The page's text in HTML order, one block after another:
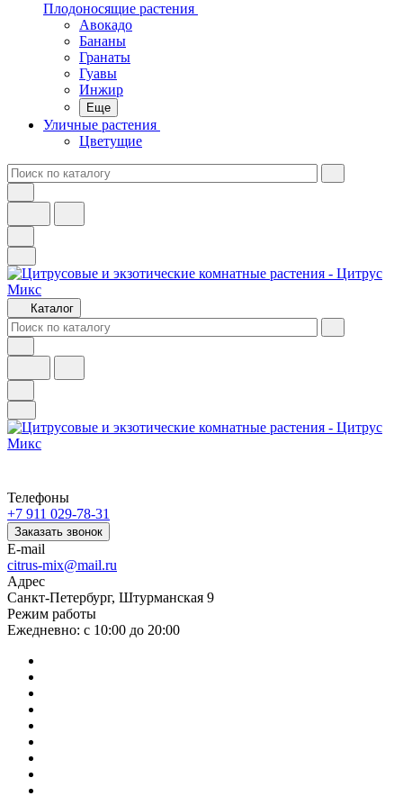
Плодоносящие растения
Авокадо
Бананы
Гранаты
Гуавы
Инжир
Еще
Уличные растения
Цветущие
Каталог
Телефоны
+7 911 029-78-31
Заказать звонок
E-mail
citrus-mix@mail.ru
Адрес
Санкт-Петербург, Штурманская 9
Режим работы
Ежедневно: с 10:00 до 20:00